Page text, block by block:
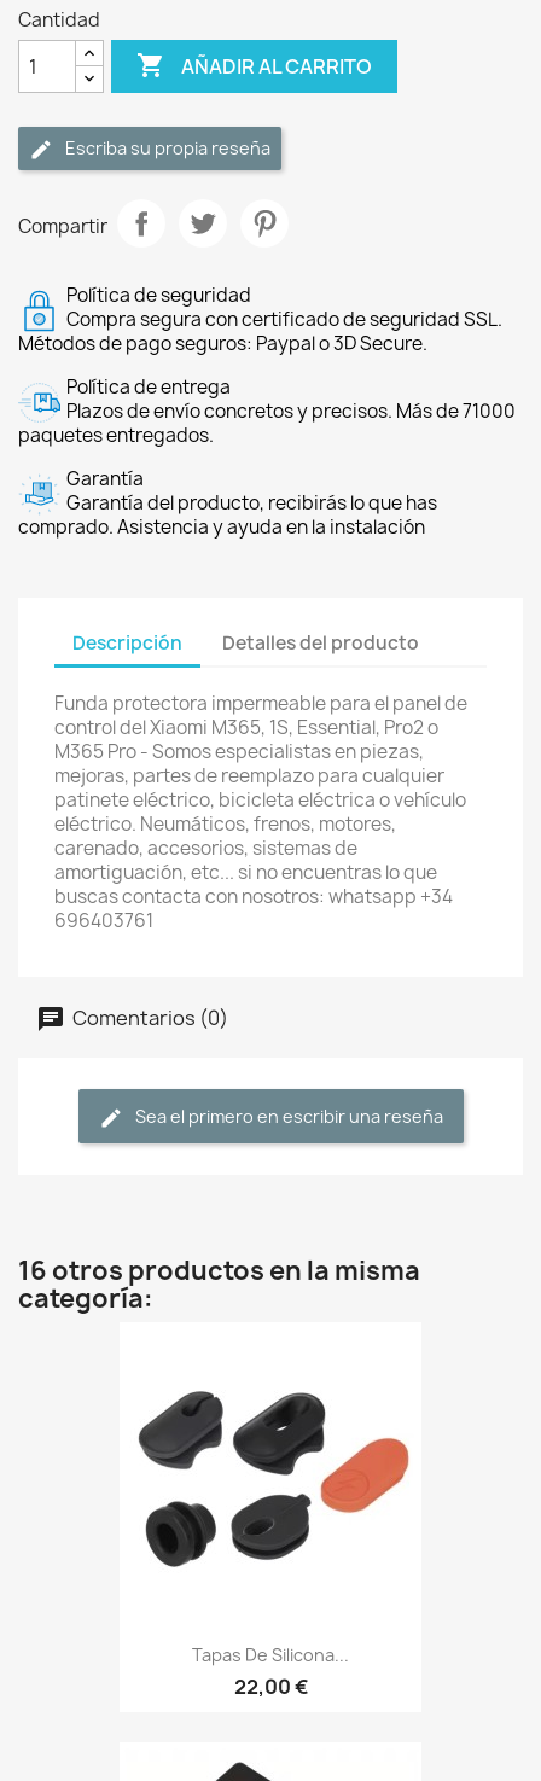
Cantidad
 AÑADIR AL CARRITO
Escriba su propia reseña
Compartir
Política de seguridad
Compra segura con certificado de seguridad SSL.
Métodos de pago seguros: Paypal o 3D Secure.
Política de entrega
Plazos de envío concretos y precisos. Más de 71000
paquetes entregados.
Garantía
Garantía del producto, recibirás lo que has
comprado. Asistencia y ayuda en la instalación
Descripción Detalles del producto
Funda protectora impermeable para el panel de
control del Xiaomi M365, 1S, Essential, Pro2 o
M365 Pro - Somos especialistas en piezas,
mejoras, partes de reemplazo para cualquier
patinete eléctrico, bicicleta eléctrica o vehículo
eléctrico. Neumáticos, frenos, motores,
carenado, accesorios, sistemas de
amortiguación, etc... si no encuentras lo que
buscas contacta con nosotros: whatsapp +34
696403761
Comentarios (0)
Sea el primero en escribir una reseña
16 otros productos en la misma
categoría:
Tapas De Silicona...
22,00 €